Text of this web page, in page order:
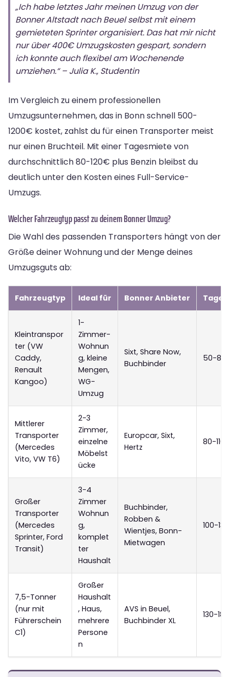
„Ich habe letztes Jahr meinen Umzug von der
Bonner Altstadt nach Beuel selbst mit einem
gemieteten Sprinter organisiert. Das hat mir nicht
nur über 400€ Umzugskosten gespart, sondern
ich konnte auch flexibel am Wochenende
umziehen.“ – Julia K., Studentin
Im Vergleich zu einem professionellen
Umzugsunternehmen, das in Bonn schnell 500-
1200€ kostet, zahlst du für einen Transporter meist
nur einen Bruchteil. Mit einer Tagesmiete von
durchschnittlich 80-120€ plus Benzin bleibst du
deutlich unter den Kosten eines Full-Service-
Umzugs.
Welcher Fahrzeugtyp passt zu deinem Bonner Umzug?
Die Wahl des passenden Transporters hängt von der
Größe deiner Wohnung und der Menge deines
Umzugsguts ab:
Fahrzeugtyp Ideal für Bonner Anbieter
Kleintranspor
ter (VW
Caddy,
Renault
Kangoo)
1-
Zimmer-
Wohnun
g, kleine
Mengen,
WG-
Umzug
Sixt, Share Now,
Buchbinder
50-
Mittlerer
Transporter
(Mercedes
Vito, VW T6)
2-3
Zimmer,
einzelne
Möbelst
ücke
Europcar, Sixt,
Hertz
80-
Großer
Transporter
(Mercedes
Sprinter, Ford
Transit)
3-4
Zimmer
Wohnun
g,
komplet
ter
Haushalt
Buchbinder,
Robben &
Wientjes, Bonn-
Mietwagen
100-
7,5-Tonner
(nur mit
Führerschein
C1)
Großer
Haushalt
, Haus,
mehrere
Persone
n
AVS in Beuel,
Buchbinder XL
130-